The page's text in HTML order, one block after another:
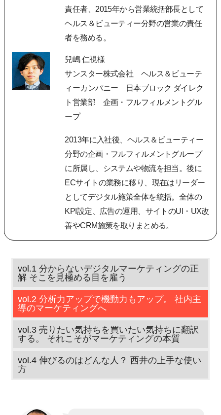
責任者、2015年から営業統括部長として
ヘルス＆ビューティー分野の営業の責任
者を務める。
兒嶋 仁視様
サンスター株式会社 ヘルス＆ビューテ
ィーカンパニー 日本ブロック ダイレク
ト営業部 企画・フルフィルメントグル
ープ
2013年に入社後、ヘルス＆ビューティー
分野の企画・フルフィルメントグループ
に所属し、システムや物流を担当。後に
ECサイトの業務に移り、現在はリーダー
としてデジタル施策全体を統括。全体の
KPI設定、広告の運用、サイトのUI・UX改
善やCRM施策を取りまとめる。
vol.1 分からないデジタルマーケティングの正
解 そこを見極める目を雇う
vol.2 分析力アップで機動力もアップ。 社内主
導のマーケティングへ
vol.3 売りたい気持ちを買いたい気持ちに翻訳
する。 それこそがマーケティングの本質
vol.4 伸びるのはどんな人？ 西井の上手な使い
方